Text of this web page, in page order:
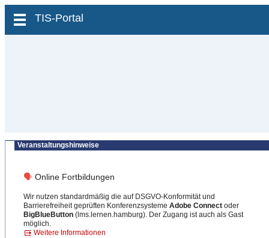
zum Inhalt wechseln
TIS-Portal
Veranstaltungshinweise
🗣 Online Fortbildungen
Wir nutzen standardmäßig die auf DSGVO-Konformität und
Barrierefreiheit geprüften Konferenzsysteme Adobe Connect oder
BigBlueButton (lms.lernen.hamburg). Der Zugang ist auch als Gast
möglich.
Weitere Informationen